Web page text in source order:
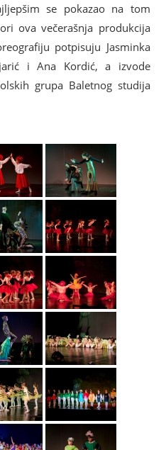
se pokazao na tom
ova večerašnja produkcija
potpisuju Jasminka
i Ana Kordić, a izvode
grupa Baletnog studija